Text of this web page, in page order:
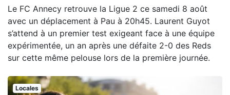
Le FC Annecy retrouve la Ligue 2 ce samedi 8 août
avec un déplacement à Pau à 20h45. Laurent Guyot
s’attend à un premier test exigeant face à une équipe
expérimentée, un an après une défaite 2-0 des Reds
sur cette même pelouse lors de la première journée.
Locales